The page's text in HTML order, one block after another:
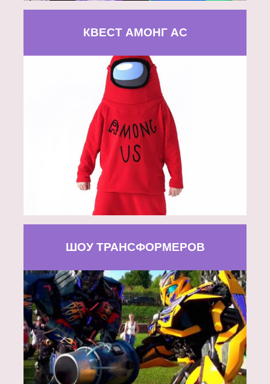
КВЕСТ АМОНГ АС
ШОУ ТРАНСФОРМЕРОВ